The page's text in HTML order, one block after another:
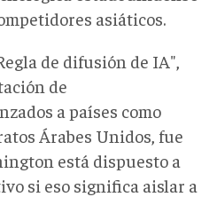
asiáticos.
de difusión de IA",
de
a países como
Árabes Unidos, fue
está dispuesto a
si eso significa aislar a